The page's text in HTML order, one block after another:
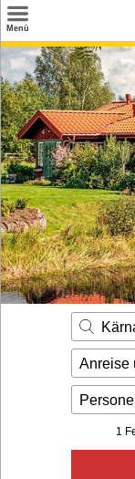
Menü
Suchen
Urlaubsziele
Weitere
Angebote
Inspiration
Kontakt
Gut zu wissen
Login
Anreise
1